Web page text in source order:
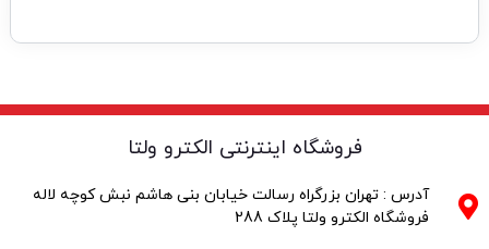
فروشگاه اینترنتی الکترو ولتا
آدرس : تهران بزرگراه رسالت خیابان بنی هاشم نبش کوچه لاله
فروشگاه الکترو ولتا پلاک 288